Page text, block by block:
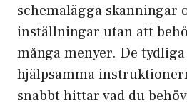
schemalägga skanningar
inställningar utan att
många menyer. De
hjälpsamma
snabbt hittar vad du